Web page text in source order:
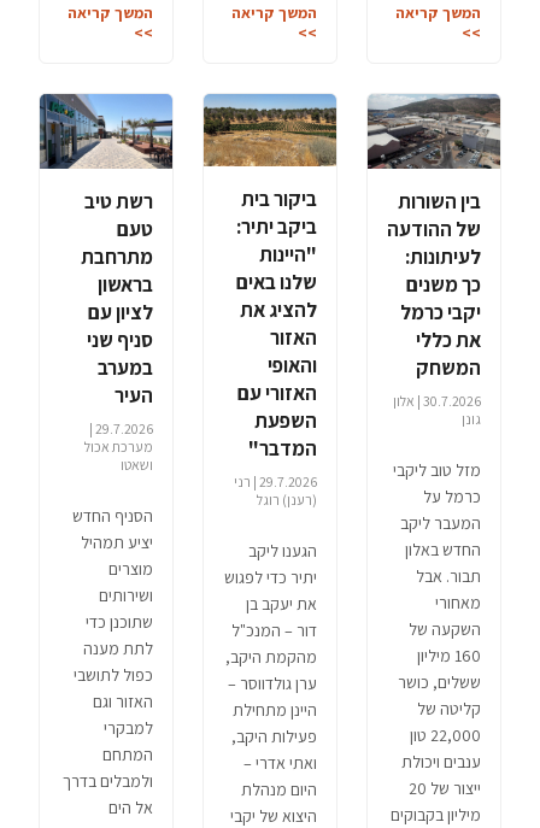
המשך קריאה
>>
המשך קריאה
>>
המשך קריאה
>>
בין השורות
של ההודעה
לעיתונות:
כך משנים
יקבי כרמל
את כללי
המשחק
30.7.2026 | אלון
גונן
מזל טוב ליקבי
כרמל על
המעבר ליקב
החדש באלון
תבור. אבל
מאחורי
השקעה של
160 מיליון
ששלים, כושר
קליטה של
22,000 טון
ענבים ויכולת
ייצור של 20
מיליון בקבוקים
ביקור בית
ביקב יתיר:
"היינות
שלנו באים
להציג את
האזור
והאופי
האזורי עם
השפעת
המדבר"
29.7.2026 | רני
(רענן) רוגל
הגענו ליקב
יתיר כדי לפגוש
את יעקב בן
דור – המנכ"ל
מהקמת היקב,
ערן גולדווסר –
היינן מתחילת
פעילות היקב,
ואתי אדרי –
היום מנהלת
היצוא של יקבי
רשת טיב
טעם
מתרחבת
בראשון
לציון עם
סניף שני
במערב
העיר
29.7.2026 |
מערכת אכול
ושאטו
הסניף החדש
יציע תמהיל
מוצרים
ושירותים
שתוכנן כדי
לתת מענה
כפול לתושבי
האזור וגם
למבקרי
המתחם
ולמבלים בדרך
אל הים